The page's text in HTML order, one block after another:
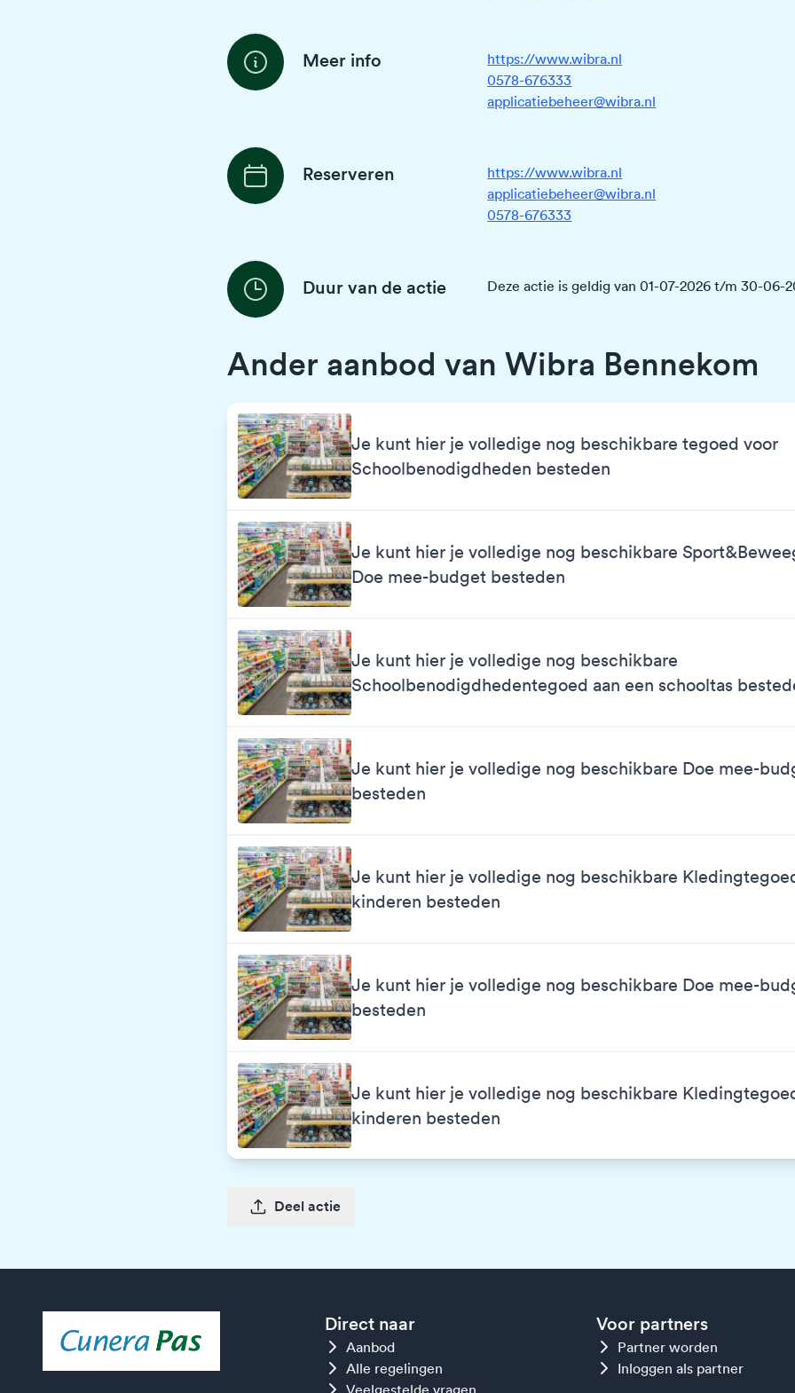
Meer info
https://www.wibra.nl
0578-676333
applicatiebeheer@wibra.nl
Reserveren
https://www.wibra.nl
applicatiebeheer@wibra.nl
0578-676333
Duur van de actie Deze actie is geldig van 01-07-2026 t/m 30-06-
Ander aanbod van Wibra Bennekom
Je kunt hier je volledige nog beschikbare tegoed voor
Schoolbenodigdheden besteden
Je kunt hier je volledige nog beschikbare
Doe mee-budget besteden
Je kunt hier je volledige nog beschikbare
Schoolbenodigdhedentegoed aan een schooltas
Je kunt hier je volledige nog beschikbare Doe mee-
besteden
Je kunt hier je volledige nog beschikbare
kinderen besteden
Je kunt hier je volledige nog beschikbare Doe mee-
besteden
Je kunt hier je volledige nog beschikbare
kinderen besteden
Deel actie
Direct naar
Aanbod
Alle regelingen
Veelgestelde vragen
Voor partners
Partner worden
Inloggen als partner